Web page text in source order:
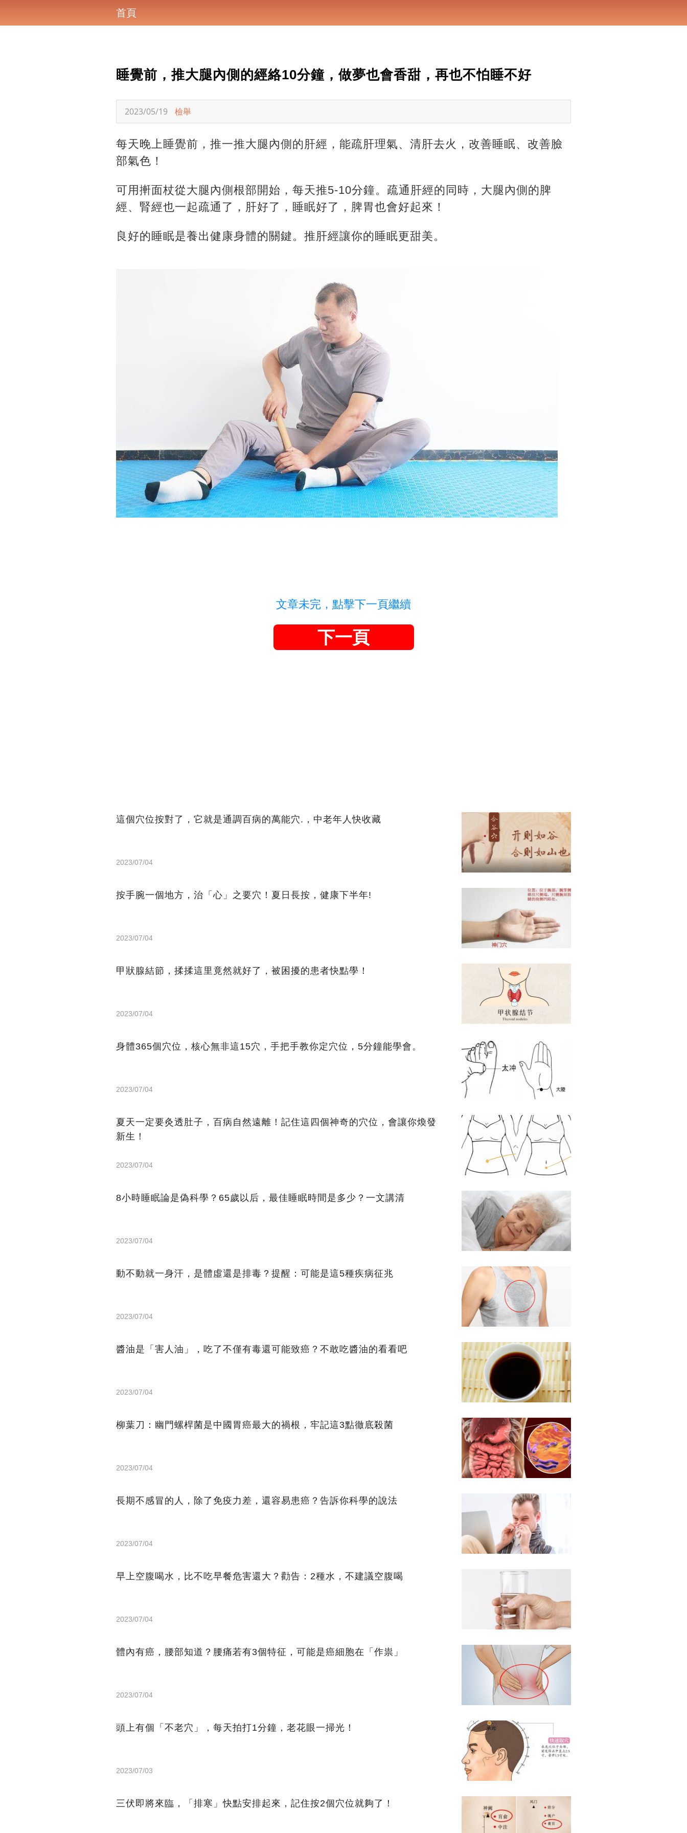
首頁
睡覺前，推大腿內側的經絡10分鐘，做夢也會香甜，再也不怕睡不好
2023/05/19 檢舉
每天晚上睡覺前，推一推大腿內側的肝經，能疏肝理氣、清肝去火，改善睡眠、改善臉
部氣色！
可用搟面杖從大腿內側根部開始，每天推5-10分鐘。疏通肝經的同時，大腿內側的脾
經、腎經也一起疏通了，肝好了，睡眠好了，脾胃也會好起來！
良好的睡眠是養出健康身體的關鍵。推肝經讓你的睡眠更甜美。
文章未完，點擊下一頁繼續
下一頁
這個穴位按對了，它就是通調百病的萬能穴.，中老年人快收藏
2023/07/04
按手腕一個地方，治「心」之要穴！夏日長按，健康下半年!
2023/07/04
甲狀腺結節，揉揉這里竟然就好了，被困擾的患者快點學！
2023/07/04
身體365個穴位，核心無非這15穴，手把手教你定穴位，5分鐘能學會。
2023/07/04
夏天一定要灸透肚子，百病自然遠離！記住這四個神奇的穴位，會讓你煥發
新生！
2023/07/04
8小時睡眠論是偽科學？65歲以后，最佳睡眠時間是多少？一文講清
2023/07/04
動不動就一身汗，是體虛還是排毒？提醒：可能是這5種疾病征兆
2023/07/04
醬油是「害人油」，吃了不僅有毒還可能致癌？不敢吃醬油的看看吧
2023/07/04
柳葉刀：幽門螺桿菌是中國胃癌最大的禍根，牢記這3點徹底殺菌
2023/07/04
長期不感冒的人，除了免疫力差，還容易患癌？告訴你科學的說法
2023/07/04
早上空腹喝水，比不吃早餐危害還大？勸告：2種水，不建議空腹喝
2023/07/04
體內有癌，腰部知道？腰痛若有3個特征，可能是癌細胞在「作祟」
2023/07/04
頭上有個「不老穴」，每天拍打1分鐘，老花眼一掃光！
2023/07/03
三伏即將來臨，「排寒」快點安排起來，記住按2個穴位就夠了！